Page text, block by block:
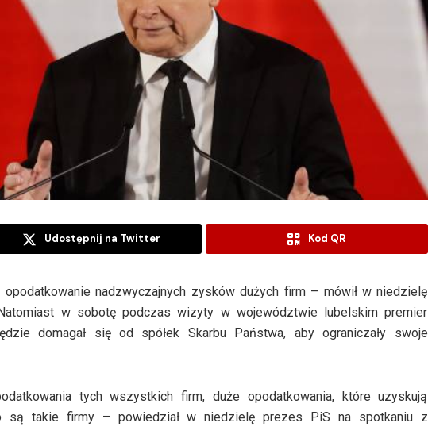
Udostępnij na Twitter Kod QR
nadzwyczajnych zysków dużych firm – mówił w niedzielę
w sobotę podczas wizyty w województwie lubelskim premier
domagał się od spółek Skarbu Państwa, aby ograniczały swoje
tych wszystkich firm, duże opodatkowania, które uzyskują
są takie firmy – powiedział w niedzielę prezes PiS na spotkaniu z